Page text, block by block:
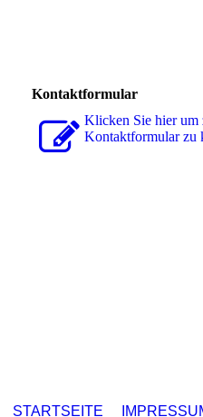
Kontaktformular
Klicken Sie hier um
Kon­takt­for­mu­lar zu
STARTSEITE